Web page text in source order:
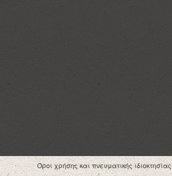
Όροι χρήσης και πνευματικής ιδιοκτησίας